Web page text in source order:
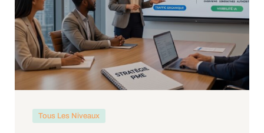
Tous Les Niveaux